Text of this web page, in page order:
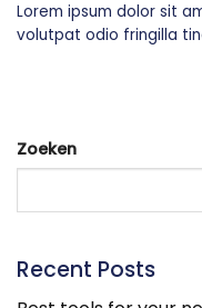
Zoeken
Recent Posts
Lorem ipsum dolor sit
volutpat odio fringilla